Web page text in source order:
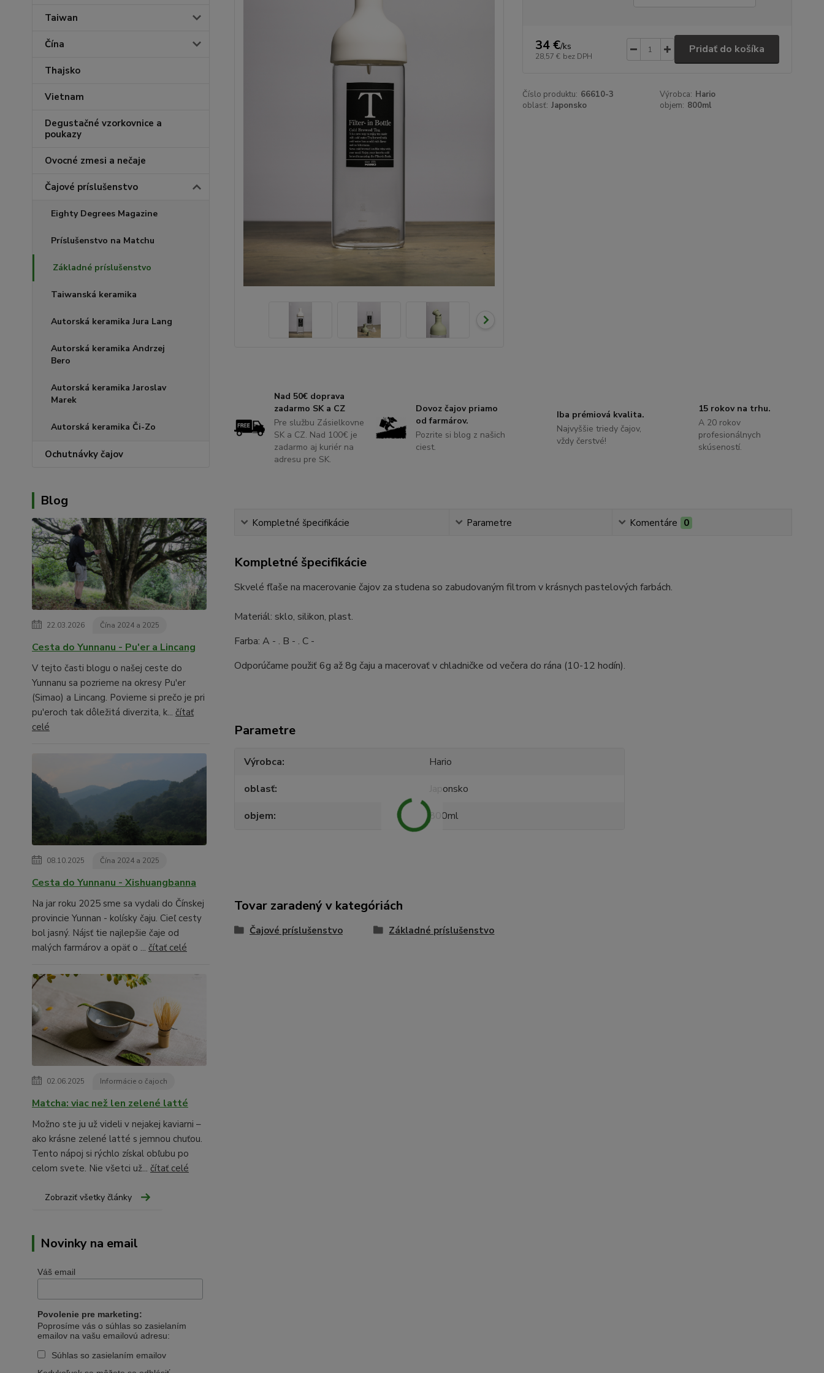
Taiwan
Čína
Thajsko
Vietnam
Degustačné vzorkovnice a
poukazy
Ovocné zmesi a nečaje
Čajové príslušenstvo
Eighty Degrees Magazine
Príslušenstvo na Matchu
Základné príslušenstvo
Taiwanská keramika
Autorská keramika Jura Lang
Autorská keramika Andrzej
Bero
Autorská keramika Jaroslav
Marek
Autorská keramika Či-Zo
Ochutnávky čajov
Blog
22.03.2026 Čína 2024 a 2025
Cesta do Yunnanu - Pu'er a Lincang
V tejto časti blogu o našej ceste do
Yunnanu sa pozrieme na okresy Pu'er
(Simao) a Lincang. Povieme si prečo je pri
pu'eroch tak dôležitá diverzita, k... čítať
celé
08.10.2025 Čína 2024 a 2025
Cesta do Yunnanu - Xishuangbanna
Na jar roku 2025 sme sa vydali do Čínskej
provincie Yunnan - kolísky čaju. Cieľ cesty
bol jasný. Nájsť tie najlepšie čaje od
malých farmárov a opäť o ... čítať celé
02.06.2025 Informácie o čajoch
Matcha: viac než len zelené latté
Možno ste ju už videli v nejakej kaviarni –
ako krásne zelené latté s jemnou chuťou.
Tento nápoj si rýchlo získal obľubu po
celom svete. Nie všetci už... čítať celé
Zobraziť všetky články
Novinky na email
Váš email
Povolenie pre marketing:
Poprosíme vás o súhlas so zasielaním
emailov na vašu emailovú adresu:
Súhlas so zasielaním emailov
34 €/ks
28,57 € bez DPH
Pridať do košíka
Číslo produktu: 66610-3 Výrobca: Hario
oblasť: Japonsko objem: 800ml
Nad 50€ doprava
zadarmo SK a CZ
Pre službu Zásielkovne
SK a CZ. Nad 100€ je
zadarmo aj kuriér na
adresu pre SK.
Dovoz čajov priamo
od farmárov.
Pozrite si blog z našich
ciest.
Iba prémiová kvalita.
Najvyššie triedy čajov,
vždy čerstvé!
15 rokov na trhu.
A 20 rokov
profesionálnych
skúseností.
Kompletné špecifikácie Parametre Komentáre 0
Kompletné špecifikácie
Skvelé fľaše na macerovanie čajov za studena so zabudovaným filtrom v krásnych pastelových farbách.
Materiál: sklo, silikon, plast.
Farba: A - . B - . C -
Odporúčame použiť 6g až 8g čaju a macerovať v chladničke od večera do rána (10-12 hodín).
Parametre
Výrobca
Hario
oblasť
Japonsko
objem
800ml
Tovar zaradený v kategóriách
Čajové príslušenstvo Základné príslušenstvo